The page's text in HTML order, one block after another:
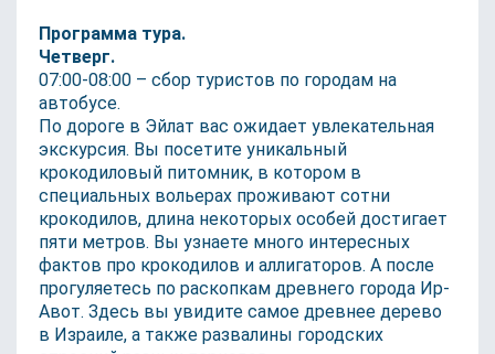
Программа тура.
Четверг.
07:00-08:00 – сбор туристов по городам на
автобусе.
По дороге в Эйлат вас ожидает увлекательная
экскурсия. Вы посетите уникальный
крокодиловый питомник, в котором в
специальных вольерах проживают сотни
крокодилов, длина некоторых особей достигает
пяти метров. Вы узнаете много интересных
фактов про крокодилов и аллигаторов. А после
прогуляетесь по раскопкам древнего города Ир-
Авот. Здесь вы увидите самое древнее дерево
в Израиле, а также развалины городских